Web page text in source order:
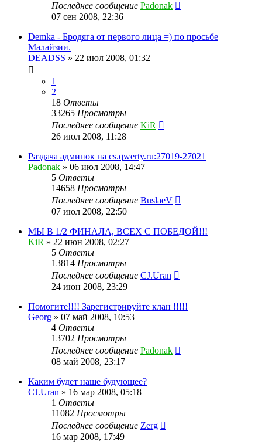
Последнее сообщение Padonak
07 сен 2008, 22:36
Demka - Бродяга от первого лица =) по просьбе
Малайзии.
DEADSS » 22 июл 2008, 01:32
1
2
18 Ответы
33265 Просмотры
Последнее сообщение KiR
26 июл 2008, 11:28
Раздача админок на cs.qwerty.ru:27019-27021
Padonak » 06 июл 2008, 14:47
5 Ответы
14658 Просмотры
Последнее сообщение BuslaeV
07 июл 2008, 22:50
МЫ В 1/2 ФИНАЛА, ВСЕХ С ПОБЕДОЙ!!!
KiR » 22 июн 2008, 02:27
5 Ответы
13814 Просмотры
Последнее сообщение CJ.Uran
24 июн 2008, 23:29
Помогите!!!! Зарегистрируйте клан !!!!!
Georg » 07 май 2008, 10:53
4 Ответы
13702 Просмотры
Последнее сообщение Padonak
08 май 2008, 23:17
Каким будет наше будующее?
CJ.Uran » 16 мар 2008, 05:18
1 Ответы
11082 Просмотры
Последнее сообщение Zerg
16 мар 2008, 17:49